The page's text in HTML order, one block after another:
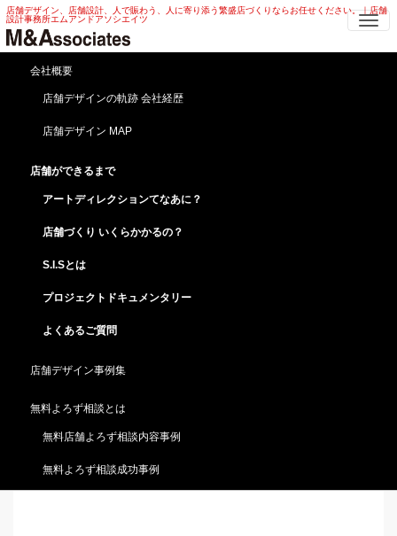
店舗デザイン、店舗設計、人で賑わう、人に寄り添う繁盛店づくりならお任せください。｜店舗
設計事務所エムアンドアソシエイツ
会社概要
店舗デザインの軌跡 会社経歴
店舗デザイン MAP
店舗ができるまで
アートディレクションてなあに？
店舗づくり いくらかかるの？
S.I.Sとは
プロジェクトドキュメンタリー
よくあるご質問
店舗デザイン事例集
無料よろず相談とは
無料店舗よろず相談内容事例
無料よろず相談成功事例
ベーカリーカフェクラウン立川店情報
HOME 店舗ができるまで
プロジェクトドキュメンタリー